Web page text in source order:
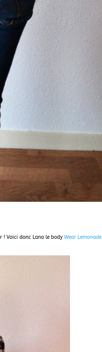
! Voici donc Lana le bodyWear Lemonade